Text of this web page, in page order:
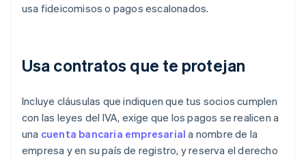
usa fideicomisos o pagos escalonados.
Usa contratos que te protejan
Incluye cláusulas que indiquen que tus socios cumplen
con las leyes del IVA, exige que los pagos se realicen a
una cuenta bancaria empresarial a nombre de la
empresa y en su país de registro, y reserva el derecho